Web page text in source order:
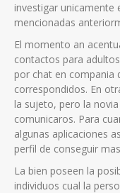
investigar unicamente
mencionadas
El momento an
contactos para
por chat en compania
correspondidos. En
la sujeto, pero la
comunicaros. Para
algunas aplicaciones
perfil de conseguir
La bien poseen la
individuos cual la